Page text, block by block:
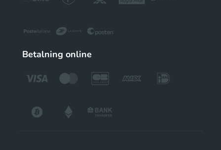
Betalning online